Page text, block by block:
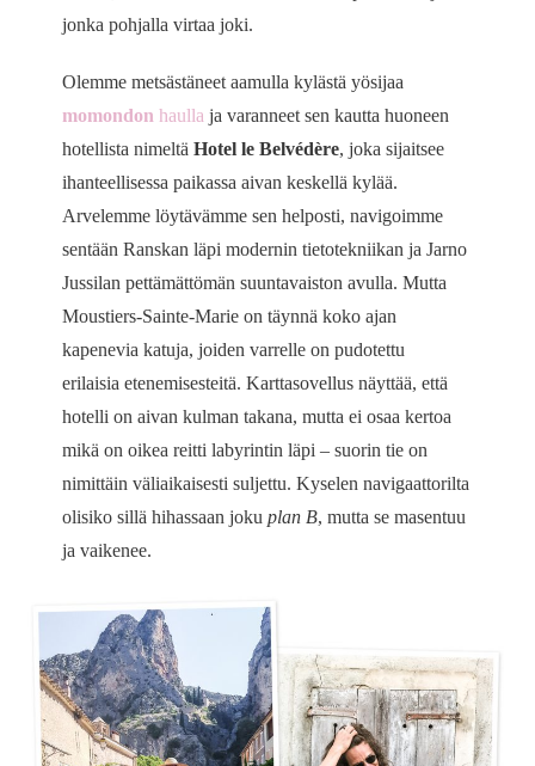
jonka pohjalla virtaa joki.
Olemme metsästäneet aamulla kylästä yösijaa
momondon haulla ja varanneet sen kautta huoneen
hotellista nimeltäHotel le Belvédère, joka sijaitsee
ihanteellisessa paikassa aivan keskellä kylää.
Arvelemme löytävämme sen helposti, navigoimme
sentään Ranskan läpi modernin tietotekniikan ja Jarno
Jussilan pettämättömän suuntavaiston avulla. Mutta
Moustiers-Sainte-Marie on täynnä koko ajan
kapenevia katuja, joiden varrelle on pudotettu
erilaisia etenemisesteitä. Karttasovellus näyttää, että
hotelli on aivan kulman takana, mutta ei osaa kertoa
mikä on oikea reitti labyrintin läpi – suorin tie on
nimittäin väliaikaisesti suljettu. Kyselen navigaattorilta
olisiko sillä hihassaan jokuplan B, mutta se masentuu
ja vaikenee.